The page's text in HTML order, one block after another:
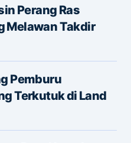
Perang Ras
Melawan Takdir
Pemburu
Terkutuk di Land